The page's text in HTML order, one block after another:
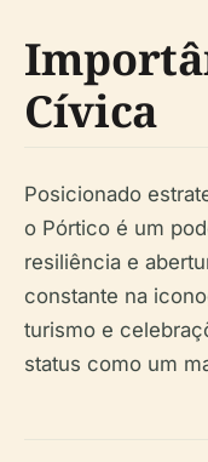
Cívica
Posicionado
o Pórtico é um
resiliência e
constante na
turismo e
status como um